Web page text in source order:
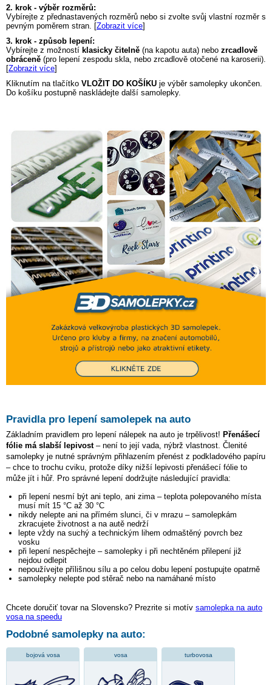
2. krok - výběr rozměrů:
Vybírejte z přednastavených rozměrů nebo si zvolte svůj vlastní rozměr s
pevným poměrem stran. [Zobrazit více]
3. krok - způsob lepení:
Vybírejte z možností klasicky čitelně (na kapotu auta) nebo zrcadlově
obráceně (pro lepení zespodu skla, nebo zrcadlově otočené na karoserii).
[Zobrazit více]
Kliknutím na tlačítko VLOŽIT DO KOŠÍKU je výběr samolepky ukončen.
Do košíku postupně naskládejte další samolepky.
Pravidla pro lepení samolepek na auto
Základním pravidlem pro lepení nálepek na auto je trpělivost! Přenášecí
fólie má slabší lepivost– není to její vada, nýbrž vlastnost. Členité
samolepky je nutné správným přihlazením přenést z podkladového papíru
– chce to trochu cviku, protože díky nižší lepivosti přenášecí fólie to
může jít i hůř. Pro správné lepení dodržujte následující pravidla:
při lepení nesmí být ani teplo, ani zima – teplota polepovaného místa
musí mít 15 °C až 30 °C
nikdy nelepte ani na přímém slunci, či v mrazu – samolepkám
zkracujete životnost a na autě nedrží
lepte vždy na suchý a technickým lihem odmaštěný povrch bez
vosku
při lepení nespěchejte – samolepky i při nechtěném přilepení již
nejdou odlepit
nepoužívejte přílišnou sílu a po celou dobu lepení postupujte opatrně
samolepky nelepte pod stěrač nebo na namáhané místo
Chcete doručiť tovar na Slovensko? Prezrite si motív samolepka na auto
vosa na speedu
Podobné samolepky na auto:
bojová vosa vosa turbovosa